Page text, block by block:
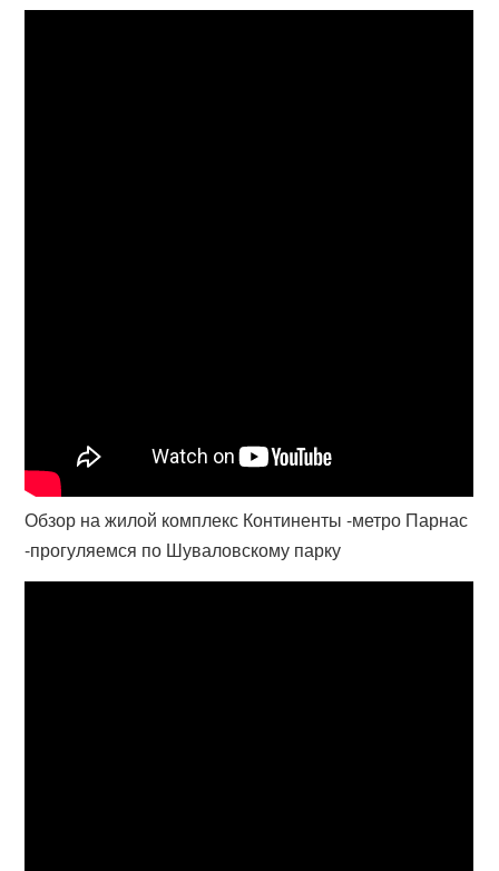
Обзор на жилой комплекс Континенты -метро Парнас
-прогуляемся по Шуваловскому парку